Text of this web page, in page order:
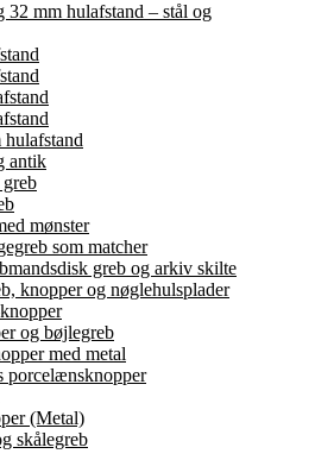
32 mm hulafstand – stål og
antik
mønster
som matcher
greb og arkiv skilte
knopper og nøglehulsplader
og bøjlegreb
med metal
porcelænsknopper
(Metal)
skålegreb